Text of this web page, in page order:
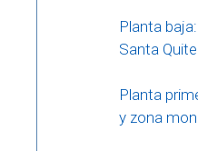
Planta
Santa
Planta
y zona